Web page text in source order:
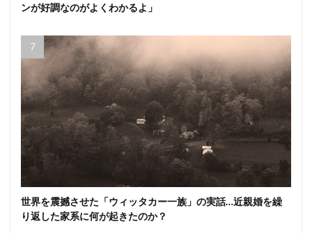
ンが好調なのがよくわかるよ」
世界を震撼させた「ウィッタカー一族」の実話…近親婚を繰
り返した家系に何が起きたのか？